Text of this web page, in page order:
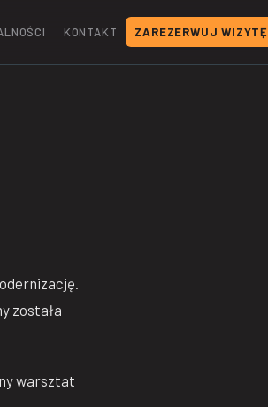
KONTAKT ZAREZERWUJ WIZYTĘ
została
warsztat